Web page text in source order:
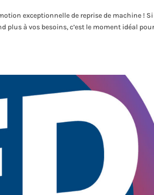
exceptionnelle de reprise de machine ! Si
plus à vos besoins, c’est le moment idéal